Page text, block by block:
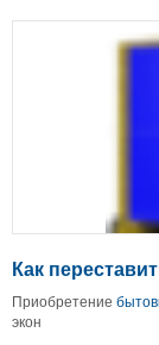
Как
Приобретение
экон